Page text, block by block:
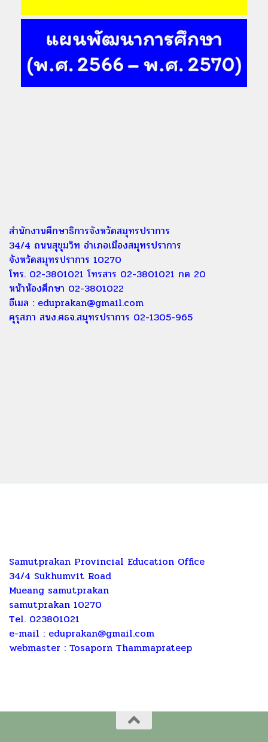
สำนักงานศึกษาธิการจังหวัดสมุทรปราการ
34/4 ถนนสุขุมวิท อำเภอเมืองสมุทรปราการ
จังหวัดสมุทรปราการ 10270
โทร. 02-3801021 โทรสาร 02-3801021 กด 20
หน้าห้องศึกษา 02-3801022
อีเมล : eduprakan@gmail.com
คุรุสภา สนง.ศธจ.สมุทรปราการ 02-1305-965
Samutprakan Provincial Education Office
34/4 Sukhumvit Road
Mueang samutprakan
samutprakan 10270
Tel. 023801021
e-mail : eduprakan@gmail.com
webmaster : Tosaporn Thammaprateep